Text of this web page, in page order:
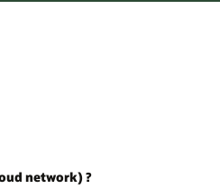
network) ?